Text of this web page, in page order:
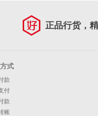
正品行货，
式
款
付
款
账